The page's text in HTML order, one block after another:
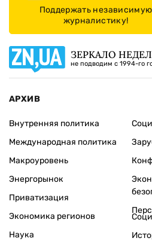
Поддержать независимую
журналистику!
ЗЕРКАЛО
не подводим с 1994-го
АРХИВ
Внутренняя политика
Международная политика
Макроуровень
Энергорынок
Приватизация
Экономика регионов
Наука